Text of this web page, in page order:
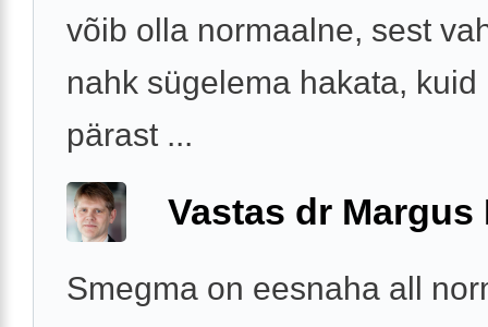
võib olla normaalne, sest
nahk sügelema hakata, kuid
pärast ...
Vastas dr Margus
Smegma on eesnaha all